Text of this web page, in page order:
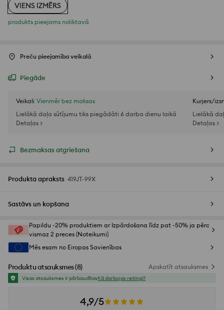
VIENS IZMĒRS
produkts pieejams noliktavā
Preču pieejamība veikalā
Piegāde
Veikali Vienmēr bez maksas
Lielākā daļa sūtījumu tiks piegādāti 6 darba dienu laikā
Detaļas >
Kurjers/
Lielākā
Detaļas >
Bezmaksas atgriešana
Produkta apraksts 419JT-99X
Sastāvs un kopšana
Papildu -20% produktiem ar Izpārdošana līdz pat -50% ja pērc
vismaz 2 preces (Noteikumi)
Mēs esam no Eiropas Savienības
Produktu atsauksmes(8) Apskatīt atsauksmes
Visas atsauksmes ir pārbaudītasKā darbojas reitingi?
4,9/5